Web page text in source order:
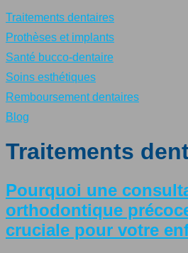
Traitements dentaires
Prothèses et implants
Santé bucco-dentaire
Soins esthétiques
Remboursement dentaires
Blog
Traitements
Pourquoi une
orthodontique
cruciale pour votre